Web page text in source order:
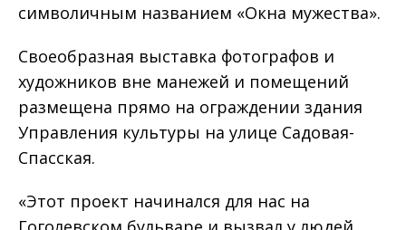
символичным названием «Окна мужества».
Своеобразная выставка фотографов и
художников вне манежей и помещений
размещена прямо на ограждении здания
Управления культуры на улице Садовая-
Спасская.
«Этот проект начинался для нас на